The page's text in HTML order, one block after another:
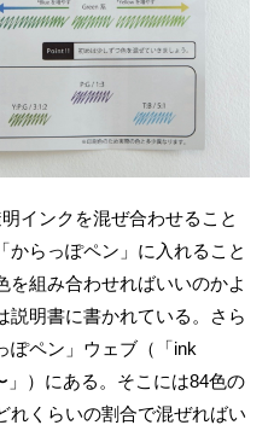
インクを混ぜ合わせること
からっぽペン」に入れること
を組み合わせればいいのかよ
説明書に書かれている。さら
ぽペン」ウェブ（「ink
）にある。そこには84色の
れくらいの割合で混ぜればい